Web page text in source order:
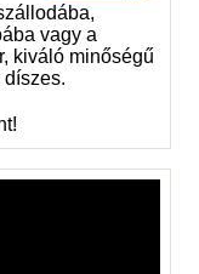
vagy a
kiváló minőségű